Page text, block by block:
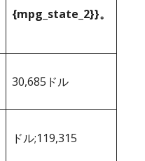
{mpg_state_2}}。
30,685ドル
ドル;119,315